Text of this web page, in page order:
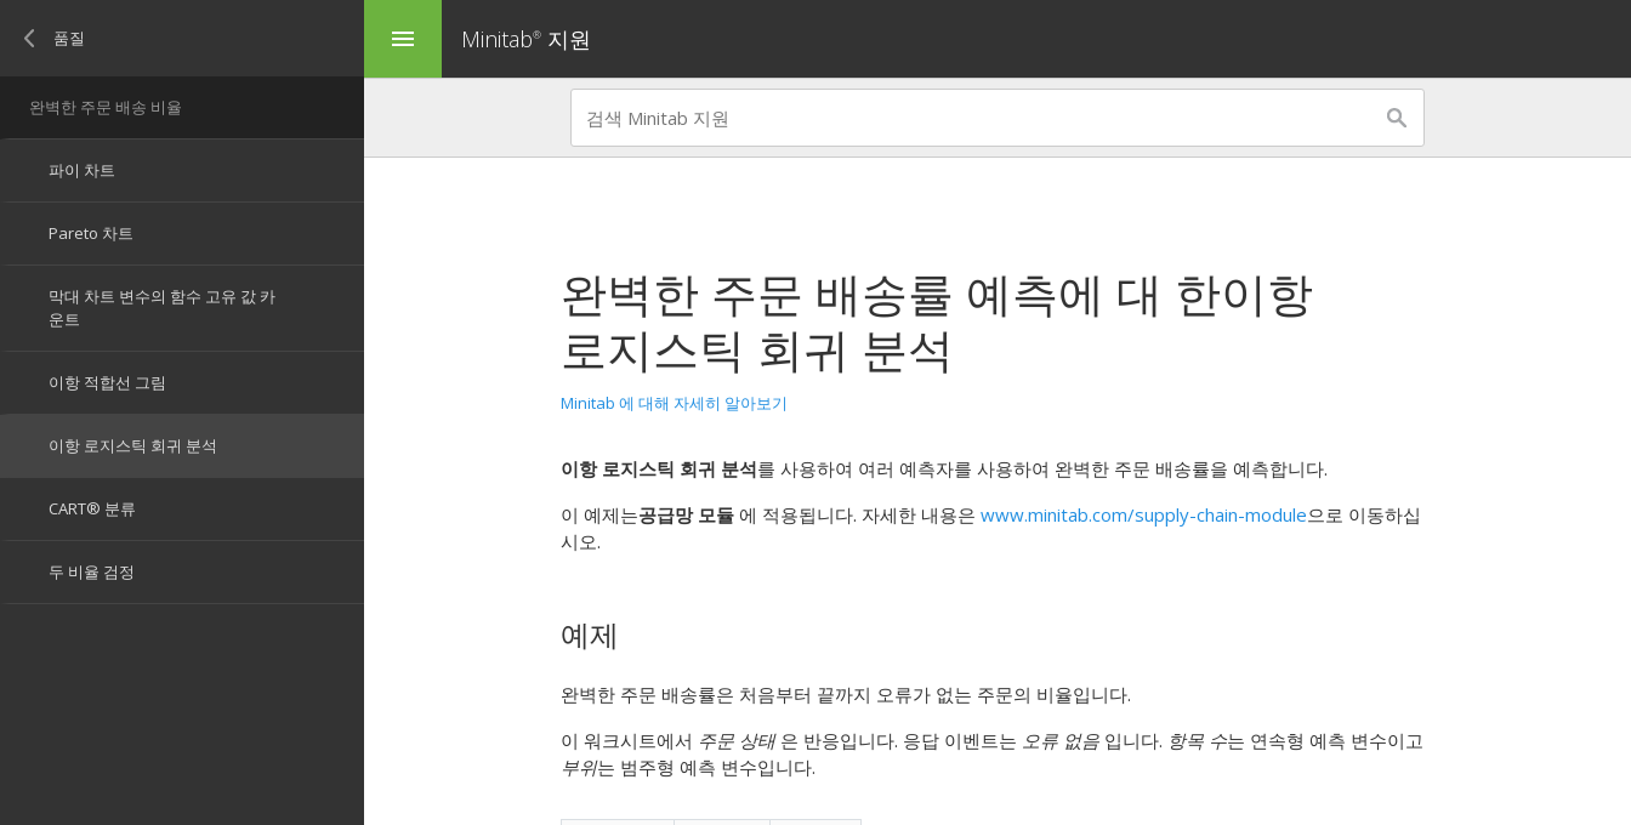
menu Minitab® 지원
완벽한 주문 배송률 예측에 대 한이항
로지스틱 회귀 분석
Minitab 에 대해 자세히 알아보기
이항 로지스틱 회귀 분석를 사용하여 여러 예측자를 사용하여 완벽한 주문 배송률을 예측합니다.
이 예제는공급망 모듈 에 적용됩니다. 자세한 내용은 www.minitab.com/supply-chain-module으로 이동하십
시오.
예제
완벽한 주문 배송률은 처음부터 끝까지 오류가 없는 주문의 비율입니다.
이 워크시트에서 주문 상태은 반응입니다. 응답 이벤트는 오류 없음 입니다. 항목 수는 연속형 예측 변수이고
부위는 범주형 예측 변수입니다.